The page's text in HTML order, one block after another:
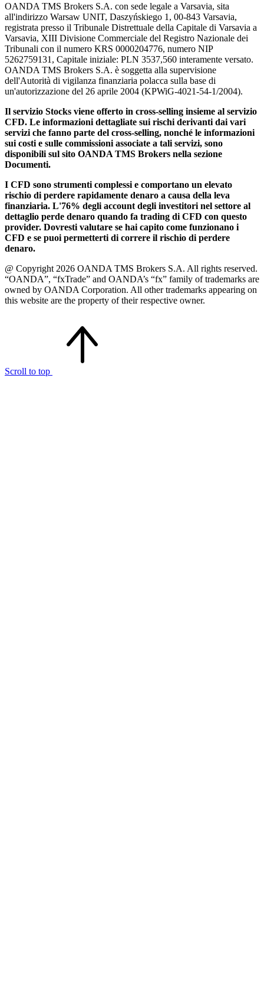
OANDA TMS Brokers S.A. con sede legale a Varsavia, sita
all'indirizzo Warsaw UNIT, Daszyńskiego 1, 00-843 Varsavia,
registrata presso il Tribunale Distrettuale della Capitale di Varsavia a
Varsavia, XIII Divisione Commerciale del Registro Nazionale dei
Tribunali con il numero KRS 0000204776, numero NIP
5262759131, Capitale iniziale: PLN 3537,560 interamente versato.
OANDA TMS Brokers S.A. è soggetta alla supervisione
dell'Autorità di vigilanza finanziaria polacca sulla base di
un'autorizzazione del 26 aprile 2004 (KPWiG-4021-54-1/2004).
Il servizio Stocks viene offerto in cross-selling insieme al servizio
CFD. Le informazioni dettagliate sui rischi derivanti dai vari
servizi che fanno parte del cross-selling, nonché le informazioni
sui costi e sulle commissioni associate a tali servizi, sono
disponibili sul sito OANDA TMS Brokers nella sezione
Documenti.
I CFD sono strumenti complessi e comportano un elevato
rischio di perdere rapidamente denaro a causa della leva
finanziaria. L'76% degli account degli investitori nel settore al
dettaglio perde denaro quando fa trading di CFD con questo
provider. Dovresti valutare se hai capito come funzionano i
CFD e se puoi permetterti di correre il rischio di perdere
denaro.
@ Copyright 2026 OANDA TMS Brokers S.A. All rights reserved.
“OANDA”, “fxTrade” and OANDA’s “fx” family of trademarks are
owned by OANDA Corporation. All other trademarks appearing on
this website are the property of their respective owner.
Scroll to top